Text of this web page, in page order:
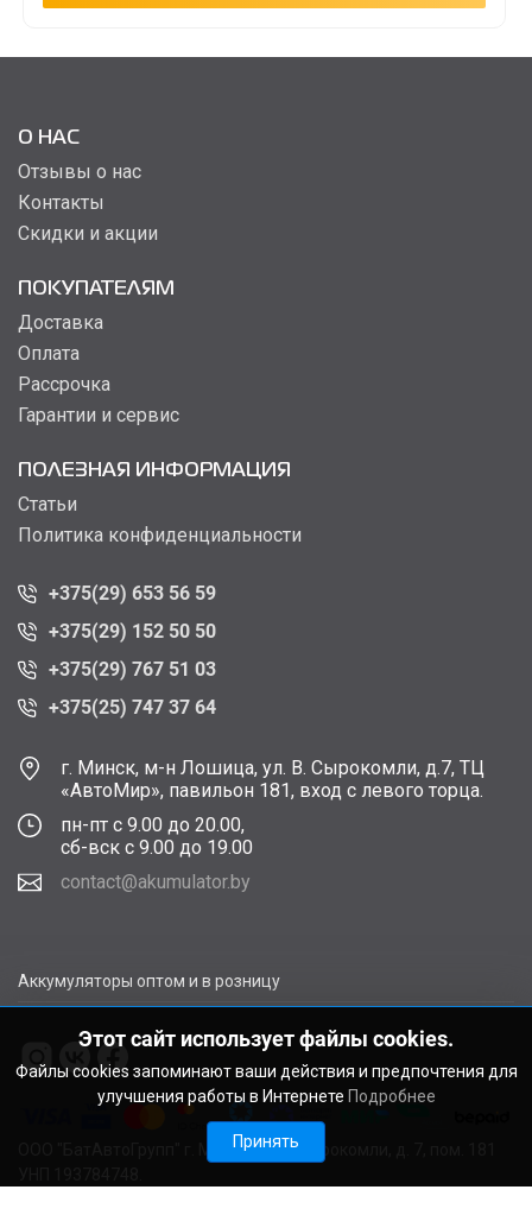
О НАС
Отзывы о нас
Контакты
Скидки и акции
ПОКУПАТЕЛЯМ
Доставка
Оплата
Рассрочка
Гарантии и сервис
ПОЛЕЗНАЯ ИНФОРМАЦИЯ
Статьи
Политика конфиденциальности
+375(29) 653 56 59
+375(29) 152 50 50
+375(29) 767 51 03
+375(25) 747 37 64
г. Минск, м-н Лошица, ул. В. Сырокомли, д.7, ТЦ
«АвтоМир», павильон 181, вход с левого торца.
пн-пт с 9.00 до 20.00,
сб-вск с 9.00 до 19.00
contact@akumulator.by
Аккумуляторы оптом и в розницу
ООО "БатАвтоГрупп" г. Минск, ул. В. Сырокомли, д. 7, пом. 181
Этот сайт использует файлы cookies.
Файлы cookies запоминают ваши действия и предпочтения для
улучшения работы в Интернете Подробнее
Принять